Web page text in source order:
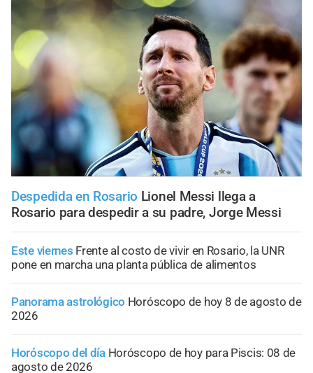
Despedida en Rosario Lionel Messi llega a
Rosario para despedir a su padre, Jorge Messi
Este viernes Frente al costo de vivir en Rosario, la UNR
pone en marcha una planta pública de alimentos
Panorama astrológico Horóscopo de hoy 8 de agosto de
2026
Horóscopo del día Horóscopo de hoy para Piscis: 08 de
agosto de 2026